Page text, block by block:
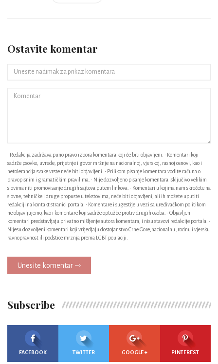
Ostavite komentar
• Redakcija zadržava puno pravo izbora komentara koji će biti objavljeni. • Komentari koji
sadrže psovke, uvrede, prijetnje i govor mržnje na nacionalnoj, vjerskoj, rasnoj osnovi, kao i
netolerancija svake vrste neće biti objavljeni. • Prilikom pisanje komentara vodite računa o
pravopisnim i gramatičkim pravilima. • Nije dozvoljeno pisanje komentara isključivo velikim
slovima niti promovisanje drugih sajtova putem linkova. • Komentari u kojima nam skrećete na
slovne, tehničke i druge propuste u tekstovima, neće biti objavljeni, ali ih možete uputiti
redakciji na kontakt stranici portala. • Komentare i sugestije u vezi sa uređivačkom politikom
ne objavljujemo, kao i komentare koji sadrže optužbe protiv drugih osoba. • Objavljeni
komentari predstavljaju privatno mišljenje autora komentara, i nisu stavovi redakcije portala. •
Nijesu dozvoljeni komentari koji vrijedjaju dostojanstvo Crne Gore,nacionalnu ,rodnu i vjersku
ravnopravnost ili podstice mrznja prema LGBT poulaciji.
Unesite komentar ⇾
Subscribe
FACEBOOK TWITTER GOOGLE + PINTEREST